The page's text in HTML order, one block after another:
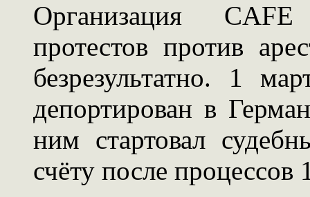
Организация CAFE
протестов против
безрезультатно. 1
депортирован в
ним стартовал
счёту после процессов